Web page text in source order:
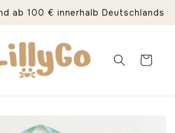
ab 100 € innerhalb Deutschlands
Warenkorb